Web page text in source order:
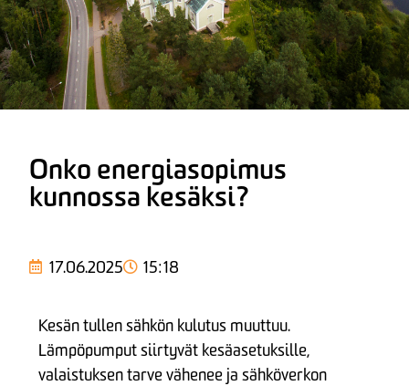
Onko energiasopimus
kunnossa kesäksi?
17.06.2025 15:18
Kesän tullen sähkön kulutus muuttuu.
Lämpöpumput siirtyvät kesäasetuksille,
valaistuksen tarve vähenee ja sähköverkon